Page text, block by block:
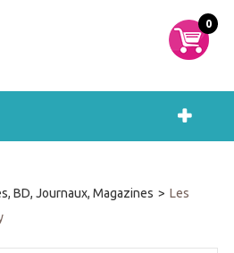
0
BD, Journaux, Magazines > Les